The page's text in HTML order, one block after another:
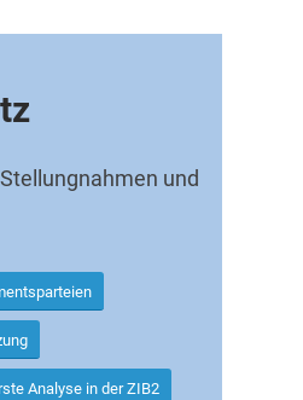
und
Analyse in der ZIB2